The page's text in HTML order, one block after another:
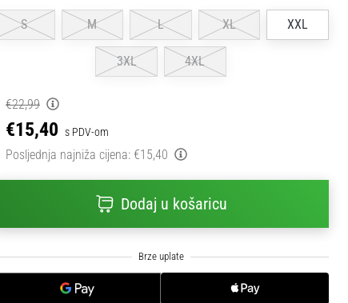
S M L XL XXL
3XL 4XL
€22,99
€15,40 s PDV-om
Posljednja najniža cijena: €15,40
Dodaj u košaricu